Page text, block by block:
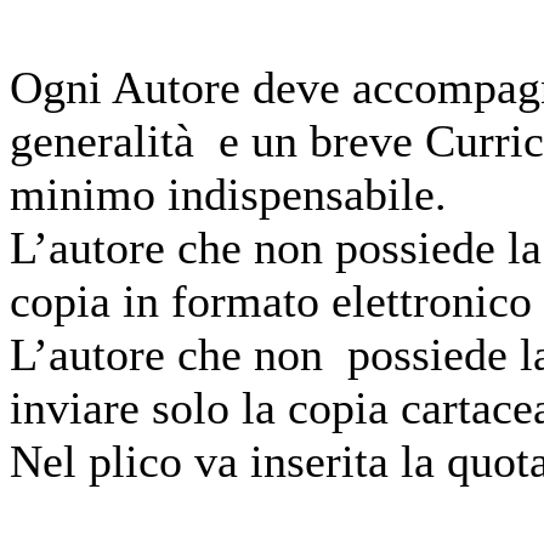
Ogni Autore deve
generalità e un breve
minimo indispensabile.
L’autore che non possiede
copia in formato elettronico
L’autore che non possiede
inviare solo la copia
Nel plico va inserita la